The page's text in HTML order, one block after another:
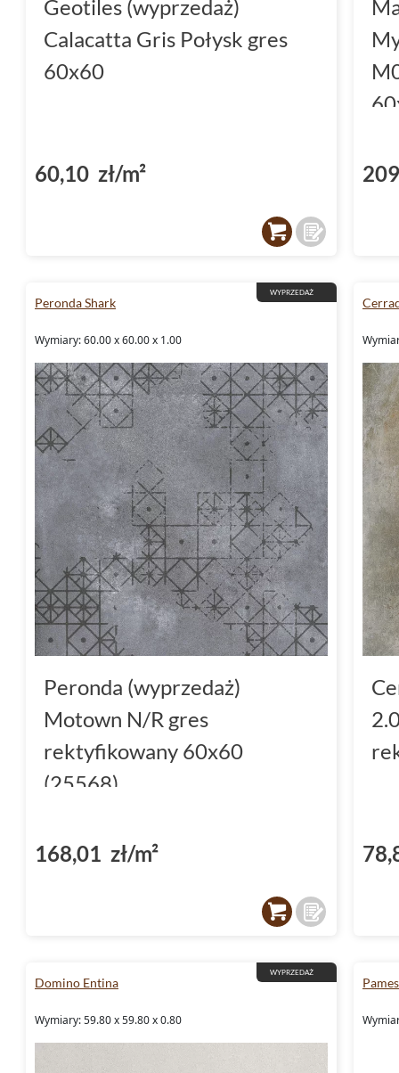
Geotiles (wyprzedaż)
Calacatta Gris Połysk gres
60x60
60,10 zł/m²
WYPRZEDAŻ
Peronda Shark
Wymiary: 60.00 x 60.00 x 1.00
Peronda (wyprzedaż)
Motown N/R gres
rektyfikowany 60x60
(25568)
168,01 zł/m²
WYPRZEDAŻ
Domino Entina
Wymiary: 59.80 x 59.80 x 0.80